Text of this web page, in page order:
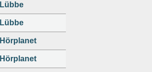
Lübbe
Lübbe
Hörplanet
Hörplanet